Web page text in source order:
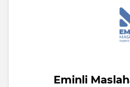
Eminli